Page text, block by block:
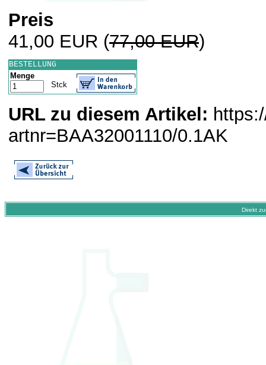
Preis
41,00 EUR (77,00 EUR)
BESTELLUNG
Menge
Stck
URL zu diesem Artikel:
artnr=BAA32001110/0.1AK
Direkt